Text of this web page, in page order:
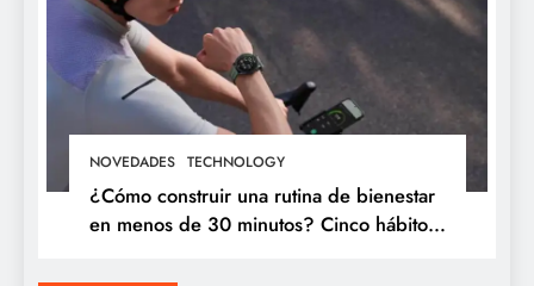
NOVEDADES TECHNOLOGY
¿Cómo construir una rutina de bienestar
en menos de 30 minutos? Cinco hábitos